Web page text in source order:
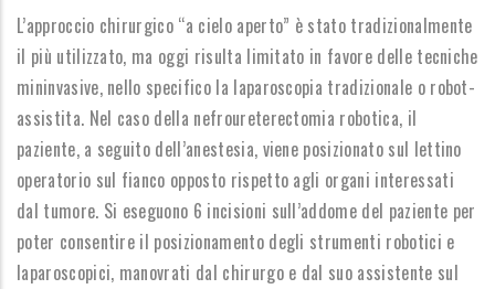
L’approccio chirurgico “a cielo aperto” è stato tradizionalmente
il più utilizzato, ma oggi risulta limitato in favore delle tecniche
mininvasive, nello specifico la laparoscopia tradizionale o robot-
assistita. Nel caso della nefroureterectomia robotica, il
paziente, a seguito dell’anestesia, viene posizionato sul lettino
operatorio sul fianco opposto rispetto agli organi interessati
dal tumore. Si eseguono 6 incisioni sull’addome del paziente per
poter consentire il posizionamento degli strumenti robotici e
laparoscopici, manovrati dal chirurgo e dal suo assistente sul